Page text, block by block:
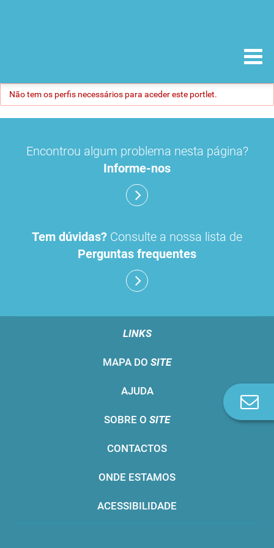
Não tem os perfis necessários para aceder este portlet.
Encontrou algum problema nesta página?
Informe-nos
Tem dúvidas? Consulte a nossa lista de
Perguntas frequentes
LINKS
MAPA DO SITE
AJUDA
SOBRE O SITE
CONTACTOS
ONDE ESTAMOS
ACESSIBILIDADE